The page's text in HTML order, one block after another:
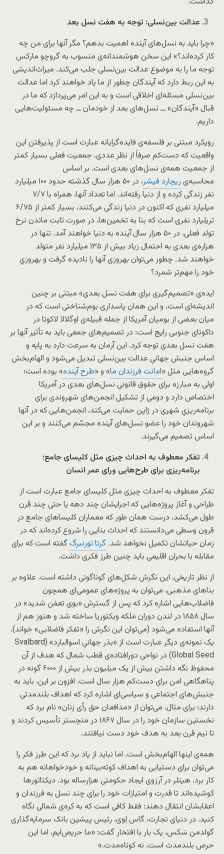
عدالت بین‌نسلی: توجه به هفت نسل بعد
«چرا باید به نسل‌های آینده اهمیت بدهم؟ مگر آنها برای من چه
کار کرده‌اند؟» این سخن هوشمندانه‌ی منسوب به گروچو مارکس
توجه ما را به موضوع عدالت بین‌نسلی جلب می‌کند. میراث‌اندیشی
به این ربط دارد که آیندگان چطور از ما یاد خواهند کرد اما عدالت
بین‌نسلی مسئله‌ای اخلاقی است و به این امر می‌پردازد که ما در
قبال «آیندگان» ــ نسل‌های بعد از خودمان ــ چه مسئولیت‌هایی
داریم.
رویکرد مبتنی بر فلسفه‌ی فایده‌گرایانه عبارت است از پذیرفتن این
واقعیت که دست‌کم صرفاً از نظر عددی، جمعیت فعلی بسیار کمتر
از جمعیت همه‌ی نسل‌های بعدی است. بر اساس
محاسبه‌ی ریچارد فیشر
، در ۵۰ هزار سال گذشته حدود ۱۰۰ میلیارد
نفر زندگی کرده و از دنیا رفته‌اند. اما تعداد آنها، همراه با ۷/۷
میلیارد نفری که اکنون در دنیا زندگی می‌کنند، بسیار کمتر از ۶/۷۵
تریلیارد نفری است که بنا به تخمین‌ها، در صورت ثابت ماندن نرخ
تولد فعلی، در ۵۰ هزار سال آینده به دنیا خواهند آمد. تنها در
هزاره‌ی بعدی به احتمال زیاد بیش از ۱۳۵ میلیارد نفر متولد
خواهند شد. چطور می‌توان بهروزی آنها را نادیده گرفت و بهروزیِ
خود را مهم‌تر شمرد؟
ایده‌ی «تصمیم‌گیری برای هفت نسل بعدی» مبتنی بر چنین
اندیشه‌ای است، و این همان پاسداری بوم‌شناختی است که در
میان بعضی از بومیان آمریکا از جمله قبیله‌ی اوگلالا لاکوتا در
داکوتای جنوبی رایج است: در تصمیم‌های جمعی باید به تأثیر آنها بر
هفت نسل بعدی توجه کرد. این آرمان به سرعت دارد به پایه و
اساس جنبش جهانیِ عدالت بین‌نسلی تبدیل می‌شود و الهام‌بخش
گروه‌هایی مثل «امانت فرزندان ما» و «طرح آینده» بوده است؛
اولی به مبارزه برای حقوق قانونیِ نسل‌های بعدی در آمریکا
اختصاص دارد و دومی از تشکیل انجمن‌های شهروندی برای
برنامه‌ریزیِ شهری در ژاپن حمایت می‌کند، انجمن‌هایی که در آنها
شهروندان خود را عضو نسل‌های آینده مجسّم می‌کنند و بر این
اساس تصمیم می‌گیرند.
تفکر معطوف به احداث چیزی مثل کلیسای جامع‌:
برنامه‌ریزی برای طرح‌هایی ورای عمر انسان
تفکر معطوف به احداث چیزی مثل کلیسای جامع‌ عبارت است از
طراحی و آغاز پروژه‌هایی که اجرایشان چند دهه یا حتی چند قرن
طول می‌کشد، درست همان طور که معماران کلیساهای جامع در
قرون وسطی می‌دانستند که احداث بنایی را شروع کرده‌اند که در
زمان حیاتشان تکمیل نخواهد شد. گرتا تورنبرگ گفته است که برای
مقابله با بحران اقلیمی باید چنین طرز فکری داشت.
از نظر تاریخی، این نگرش شکل‌های گوناگونی داشته است. علاوه بر
بناهای مذهبی، می‌توان به پروژه‌های عمومی‌ای همچون
فاضلاب‌هایی اشاره کرد که پس از گسترش «بوی تعفن شدید» در
سال ۱۸۵۸ در لندن دوران ملکه‌ ویکتوریا ساخته شد و هنوز هم از
آنها استفاده می‌شود (می‌توان این نگرش را «تفکر فاضلابی» خواند).
یک نمونه‌ی دیگر عبارت است از «بذر جهانیِ اسوالبارد» (Svalbard
Global Seed) در نواحی دورافتاده‌ی قطب شمال که هدف از آن
محفوظ نگه داشتن بیش از یک میلیون بذر بیش از ۶۰۰۰ گونه در
پناهگاهی امن برای دست‌کم هزار سال است. افزون بر این، باید به
جنبش‌های اجتماعی و سیاسی‌ای اشاره کرد که اهداف بلندمدتی
دارند؛ برای مثال، می‌توان از «مدافعان حق رأی زنان» نام برد که
نخستین سازمان خود را در سال ۱۸۶۷ در منچستر تأسیس کردند و
تا نیم قرن بعد به هدف خود دست نیافتند.
همه‌ی اینها الهام‌بخش است. اما نباید از یاد برد که این طرز فکر را
می‌توان برای دستیابی به اهداف کوته‌بینانه و خودخواهانه هم به
کار برد. هیتلر در آرزوی ایجاد حکومتی هزارساله بود. دیکتاتورها
کوشیده‌اند تا قدرت و امتیازات خود را برای چند نسل به فرزندان و
اعقابشان انتقال دهند: فقط کافی است که به کره‌ی شمالی نگاه
کنید. در دنیای تجارت، گاس لِوی، رئیس پیشین بانک سرمایه‌گذاری
گولدمن سَکس، یک بار با افتخار گفت: «ما حریص‌ایم، اما این
حرص بلندمدت است، نه کوتاه‌مدت.»